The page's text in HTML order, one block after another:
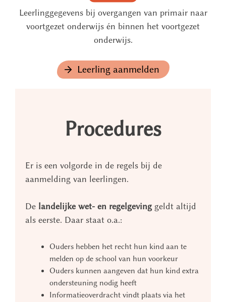
Leerlinggegevens bij overgangen van primair naar
voortgezet onderwijs én binnen het voortgezet
onderwijs.
Leerling aanmelden
Procedures
Er is een volgorde in de regels bij de
aanmelding van leerlingen.
De landelijke wet- en regelgeving geldt altijd
als eerste. Daar staat o.a.:
Ouders hebben het recht hun kind aan te
melden op de school van hun voorkeur
Ouders kunnen aangeven dat hun kind extra
ondersteuning nodig heeft
Informatieoverdracht vindt plaats via het